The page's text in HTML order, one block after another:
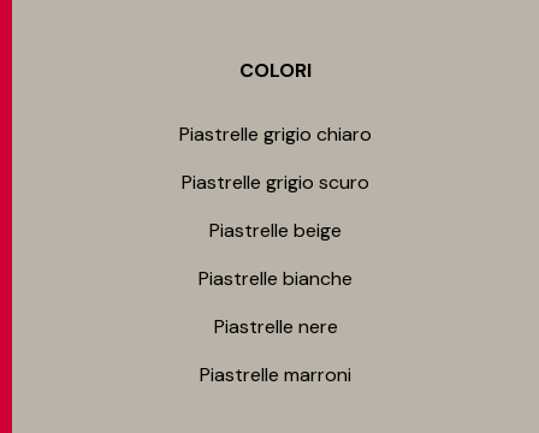
COLORI
Piastrelle grigio chiaro
Piastrelle grigio scuro
Piastrelle beige
Piastrelle bianche
Piastrelle nere
Piastrelle marroni